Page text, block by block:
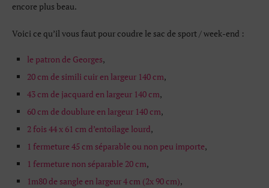
encore plus beau.
Voici ce qu’il vous faut pour coudre le sac de sport / week-end :
le patron de Georges,
20 cm de simili cuir en largeur 140 cm,
43 cm de jacquard en largeur 140 cm,
60 cm de doublure en largeur 140 cm,
2 fois 44 x 61 cm d’entoilage lourd,
1 fermeture 45 cm séparable ou non peu importe,
1 fermeture non séparable 20 cm,
1m80 de sangle en largeur 4 cm (2x 90 cm),